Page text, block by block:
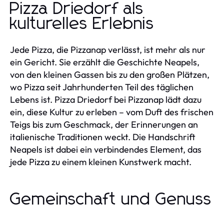
Pizza Driedorf als
kulturelles Erlebnis
Jede Pizza, die Pizzanap verlässt, ist mehr als nur
ein Gericht. Sie erzählt die Geschichte Neapels,
von den kleinen Gassen bis zu den großen Plätzen,
wo Pizza seit Jahrhunderten Teil des täglichen
Lebens ist. Pizza Driedorf bei Pizzanap lädt dazu
ein, diese Kultur zu erleben – vom Duft des frischen
Teigs bis zum Geschmack, der Erinnerungen an
italienische Traditionen weckt. Die Handschrift
Neapels ist dabei ein verbindendes Element, das
jede Pizza zu einem kleinen Kunstwerk macht.
Gemeinschaft und Genuss